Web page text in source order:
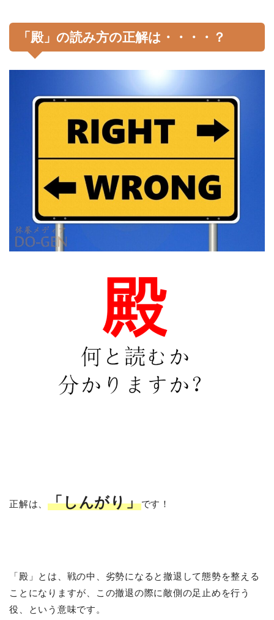
「殿」の読み方の正解は・・・・？
正解は、「しんがり」です！
「殿」とは、戦の中、劣勢になると撤退して態勢を整える
ことになりますが、この撤退の際に敵側の足止めを行う
役、という意味です。